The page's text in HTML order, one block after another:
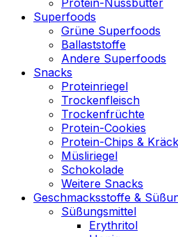
Superfoods
Grüne Superfoods
Ballaststoffe
Andere Superfoods
Snacks
Proteinriegel
Trockenfleisch
Trockenfrüchte
Protein-Cookies
Protein-Chips &
Müsliriegel
Schokolade
Weitere Snacks
Geschmacksstoffe &
Süßungsmittel
Erythritol